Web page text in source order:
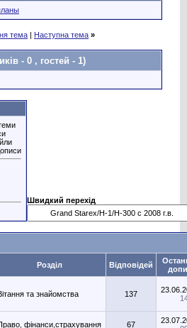
тема | Наступна тема »
- 0 , гостей - 1)
Швидкий перехід
Розділ Відповідей
та знайомства 137
фінанси,страхування 67